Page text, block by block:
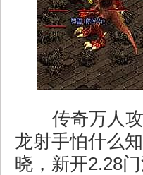
传奇万人
龙射手怕什么
晓，新开2.28